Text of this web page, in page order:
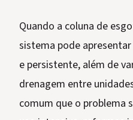
Quando a coluna de
sistema pode
e persistente, além de
drenagem entre
comum que o problema